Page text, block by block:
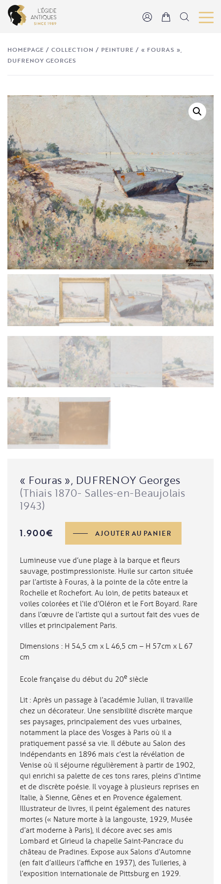
HOMEPAGE /COLLECTION / PEINTURE / « FOURAS »,
DUFRENOY GEORGES
« Fouras », DUFRENOY Georges
(Thiais 1870- Salles-en-Beaujolais
1943)
1.900€
de
"Fouras",
Georges
AJOUTER AU PANIER
Lumineuse vue d’une plage à la barque et fleurs
sauvage, postimpressioniste. Huile sur carton située
par l’artiste à Fouras, à la pointe de la côte entre la
Rochelle et Rochefort. Au loin, de petits bateaux et
voiles colorées et l’ile d’Oléron et le Fort Boyard. Rare
dans l’œuvre de l’artiste qui a surtout fait des vues de
villes et principalement Paris.
Dimensions : H 54,5 cm x L 46,5 cm – H 57cm x L 67
cm
Ecole française du début du 20e siècle
Lit : Après un passage à l’académie Julian, il travaille
chez un décorateur. Une sensibilité discrète marque
ses paysages, principalement des vues urbaines,
notamment la place des Vosges à Paris où il a
pratiquement passé sa vie. Il débute au Salon des
indépendants en 1896 mais c’est la révélation de
Venise où il séjourne régulièrement à partir de 1902,
qui enrichi sa palette de ces tons rares, pleins d’intime
et de discrète poésie. Il voyage à plusieurs reprises en
Italie, à Sienne, Gênes et en Provence également.
Illustrateur de livres, il peint également des natures
mortes (« Nature morte à la langouste, 1929, Musée
d’art moderne à Paris), il décore avec ses amis
Lombard et Girieud la chapelle Saint-Pancrace du
château de Pradines. Expose aux Salons d’Automne
(en fait d’ailleurs l’affiche en 1937), des Tuileries, à
l’exposition internationale de Pittsburg en 1929.